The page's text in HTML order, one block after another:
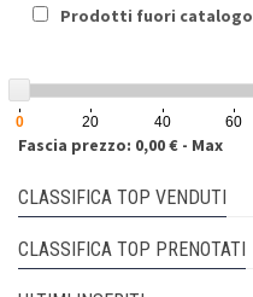
Prodotti fuori catalogo
0 20 40 60
Fascia prezzo: 0,00 € - Max
CLASSIFICA TOP VENDUTI
CLASSIFICA TOP PRENOTATI